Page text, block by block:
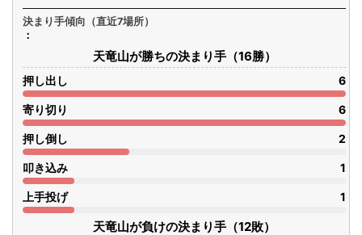
決まり手傾向（直近7場所）
天竜山が勝ちの決まり手（16勝）
押し出し 6
寄り切り 6
押し倒し 2
叩き込み 1
上手投げ 1
天竜山が負けの決まり手（12敗）